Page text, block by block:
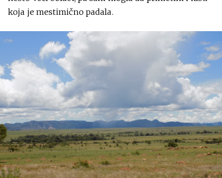
koja je mestimično padala.